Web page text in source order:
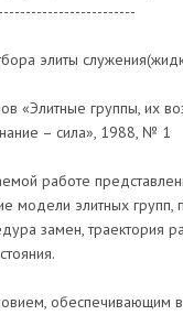
элиты
«Элитные группы, их
– сила», 1988, № 1
работе
модели элитных групп,
замен, траектория
обеспечивающим